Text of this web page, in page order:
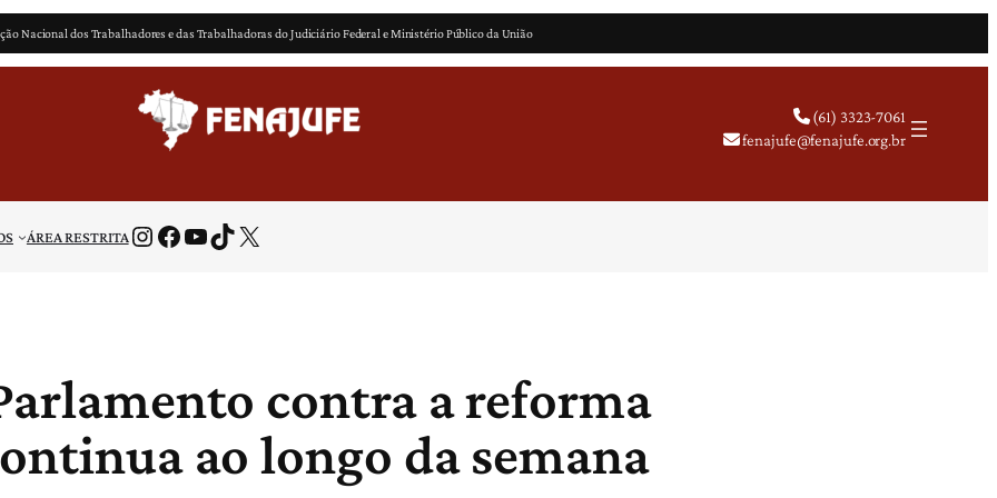
Nacional dos Trabalhadores e das Trabalhadoras do Judiciário Federal e Ministério Público da União
(61) 3323-7061
fenajufe@fenajufe.org.br
ÁREA RESTRITAInstagram Facebook Youtube TikTok X
contra a reforma
ao longo da semana